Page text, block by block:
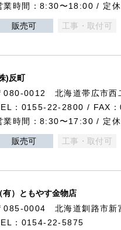
業時間：8:30〜18:00 / 定
販売可 工事・取付可
)反町
080-0012 北海道帯広市西
：0155-22-2800 / FAX
業時間：8:30〜17:30 / 定休
販売可 工事・取付可
有）ともやす金物店
085-0004 北海道釧路市新
：0154-22-5875